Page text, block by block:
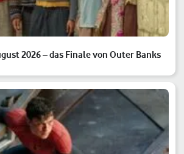
2026 – das Finale von Outer Banks